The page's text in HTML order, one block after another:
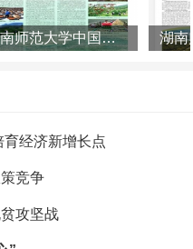
”。这一问题在医保帮扶
有的省（区、市）在取
区分脱贫稳定户和脱贫
有的省（区、市）则未
突发严重困难户和边缘
。概括起来说，就是尚
湖南师范大学中国乡村振兴研究院课题组:突出地域特色 推进乡村
育经济新增长点
竞争
攻坚战